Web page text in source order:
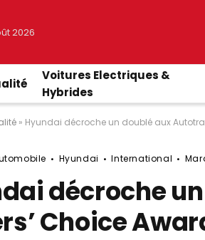
2026
Voitures Electriques &
Hybrides
» Hyundai décroche un doublé aux
Hyundai International
décroche
Choice